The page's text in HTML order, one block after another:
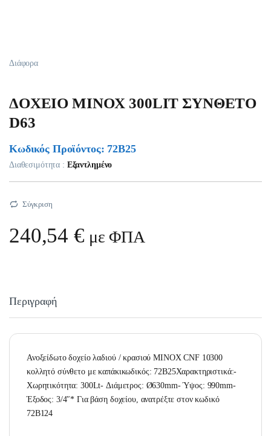
Διάφορα
ΔOXEIO MINOX 300LIT ΣYNΘETO
D63
Κωδικός Προϊόντος: 72B25
Διαθεσιμότητα : Εξαντλημένο
Σύγκριση
240,54€ με ΦΠΑ
Περιγραφή
Ανοξείδωτο δοχείο λαδιού / κρασιού ΜΙΝΟΧ CNF 10300
κολλητό σύνθετο με καπάκικωδικός: 72B25Χαρακτηριστικά:-
Χωρητικότητα: 300Lt- Διάμετρος: Ø630mm- Ύψος: 990mm-
Έξοδος: 3/4″* Για βάση δοχείου, ανατρέξτε στον κωδικό
72B124